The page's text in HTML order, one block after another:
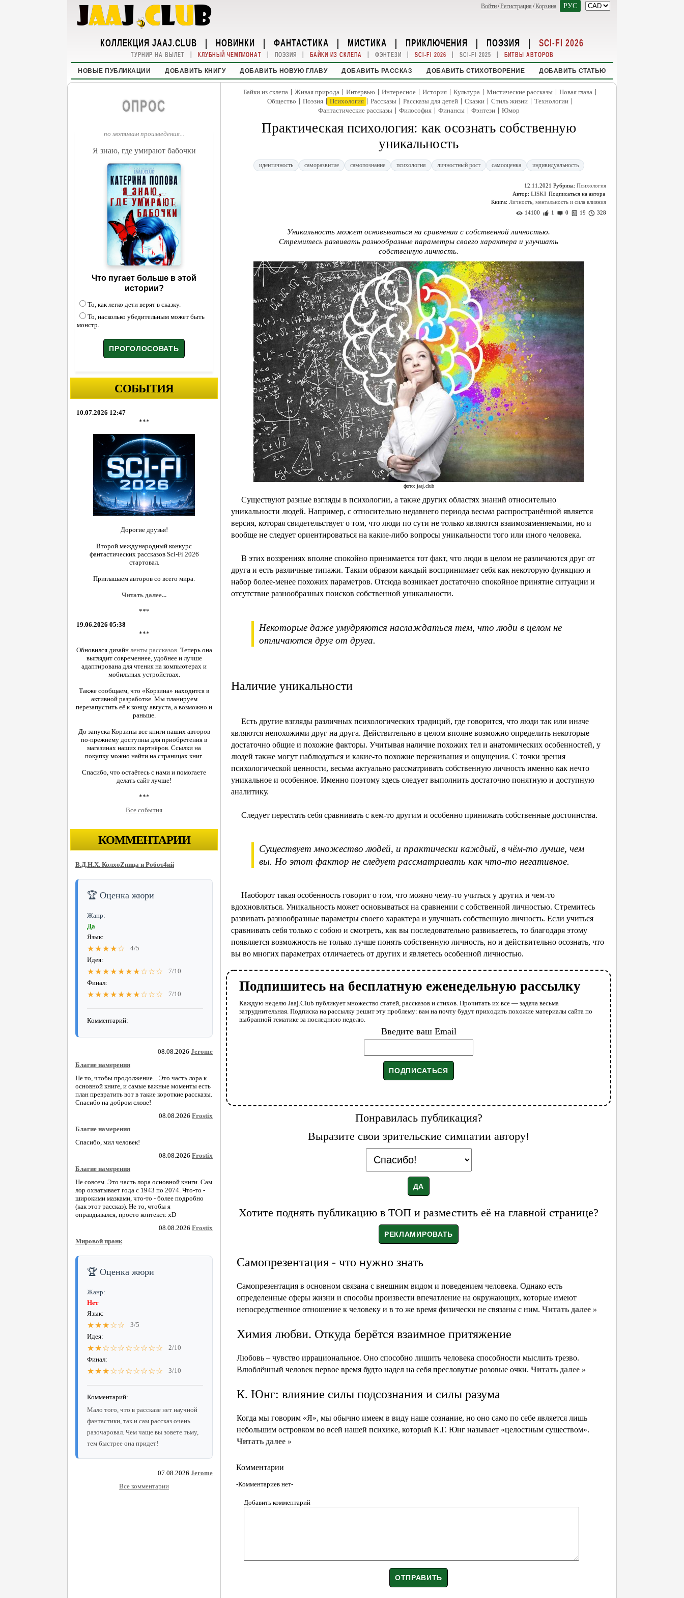
Войти/Регистрация /Корзина РУС
КОЛЛЕКЦИЯ JAAJ.CLUB | НОВИНКИ | ФАНТАСТИКА | МИСТИКА | ПРИКЛЮЧЕНИЯ | ПОЭЗИЯ | SCI-FI 2026
ТУРНИР НА ВЫЛЕТ | КЛУБНЫЙ ЧЕМПИОНАТ | ПОЭЗИЯ | БАЙКИ ИЗ СКЛЕПА | ФЭНТЕЗИ | SCI-FI 2026 | SCI-FI 2025 | БИТВЫ АВТОРОВ
НОВЫЕ ПУБЛИКАЦИИ ДОБАВИТЬ КНИГУ ДОБАВИТЬ НОВУЮ ГЛАВУ ДОБАВИТЬ РАССКАЗ ДОБАВИТЬ СТИХОТВОРЕНИЕ ДОБАВИТЬ СТАТЬЮ
ОПРОС
по мотивам произведения...
Я знаю, где умирают бабочки
Что пугает больше в этой
истории?
То, как легко дети верят в сказку.
То, насколько убедительным может быть
монстр.
СОБЫТИЯ
10.07.2026 12:47
***
Дорогие друзья!
Второй международный конкурс
фантастических рассказов Sci-Fi 2026
стартовал.
Приглашаем авторов со всего мира.
Читать далее...
***
19.06.2026 05:38
***
Обновился дизайн ленты рассказов. Теперь она
выглядит современнее, удобнее и лучше
адаптирована для чтения на компьютерах и
мобильных устройствах.
Также сообщаем, что «Корзина» находится в
активной разработке. Мы планируем
перезапустить её к концу августа, а возможно и
раньше.
До запуска Корзины все книги наших авторов
по-прежнему доступны для приобретения в
магазинах наших партнёров. Ссылки на
покупку можно найти на страницах книг.
Спасибо, что остаётесь с нами и помогаете
делать сайт лучше!
***
Все события
КОММЕНТАРИИ
В.Д.Н.Х. КолхоZница и Робот4ий
🏆 Оценка жюри
Жанр:
Да
Язык:
★★★★☆
4/5
Идея:
★★★★★★★☆☆☆
7/10
Финал:
★★★★★★★☆☆☆ 7/10
Комментарий:
08.08.2026 Jerome
Благие намерения
Не то, чтобы продолжение... Это часть лора к
основной книге, и самые важные моменты есть
план превратить вот в такие короткие рассказы.
Спасибо на добром слове!
08.08.2026 Frostix
Благие намерения
Спасибо, мил человек!
08.08.2026 Frostix
Благие намерения
Не совсем. Это часть лора основной книги. Сам
лор охватывает года с 1943 по 2074. Что-то -
широкими мазками, что-то - более подробно
(как этот рассказ). Не то, чтобы я
оправдывался, просто контекст. xD
08.08.2026 Frostix
Мировой пранк
🏆 Оценка жюри
Жанр:
Нет
Язык:
★★★☆☆
3/5
Идея:
★★☆☆☆☆☆☆☆☆
2/10
Финал:
★★★☆☆☆☆☆☆☆ 3/10
Комментарий:
Мало того, что в рассказе нет научной
фантастики, так и сам рассказ очень
разочаровал. Чем чаще вы зовете тьму,
тем быстрее она придет!
07.08.2026 Jerome
Все комментарии
Байки из склепа | Живая природа | Интервью | Интересное | История | Культура | Мистические рассказы | Новая глава |
Общество | Поэзия | Психология | Рассказы | Рассказы для детей | Сказки | Стиль жизни | Технологии |
Фантастические рассказы | Философия | Финансы | Фэнтези | Юмор
Практическая психология: как осознать собственную
уникальность
идентичность саморазвитие самопознание психология личностный рост самооценка индивидуальность
12.11.2021 Рубрика: Психология
Автор: LISKI
Книга: Личность, ментальность и сила влияния
14100
1 0 19 328
Уникальность может основываться на сравнении с собственной личностью.
Стремитесь развивать разнообразные параметры своего характера и улучшать
собственную личность.
фото: jaaj.club
Существуют разные взгляды в психологии, а также других областях знаний относительно
уникальности людей. Например, с относительно недавнего периода весьма распространённой является
версия, которая свидетельствует о том, что люди по сути не только являются взаимозаменяемыми, но и
вообще не следует ориентироваться на какие-либо вопросы уникальности того или иного человека.
В этих воззрениях вполне спокойно принимается тот факт, что люди в целом не различаются друг от
друга и есть различные типажи. Таким образом каждый воспринимает себя как некоторую функцию и
набор более-менее похожих параметров. Отсюда возникает достаточно спокойное принятие ситуации и
отсутствие разнообразных поисков собственной уникальности.
Некоторые даже умудряются наслаждаться тем, что люди в целом не
отличаются друг от друга.
Наличие уникальности
Есть другие взгляды различных психологических традиций, где говорится, что люди так или иначе
являются непохожими друг на друга. Действительно в целом вполне возможно определить некоторые
достаточно общие и похожие факторы. Учитывая наличие похожих тел и анатомических особенностей, у
людей также могут наблюдаться и какие-то похожие переживания и ощущения. С точки зрения
психологической ценности, весьма актуально рассматривать собственную личность именно как нечто
уникальное и особенное. Именно поэтому здесь следует выполнить достаточно понятную и доступную
аналитику.
Следует перестать себя сравнивать с кем-то другим и особенно принижать собственные достоинства.
Существует множество людей, и практически каждый, в чём-то лучше, чем
вы. Но этот фактор не следует рассматривать как что-то негативное.
Наоборот такая особенность говорит о том, что можно чему-то учиться у других и чем-то
вдохновляться. Уникальность может основываться на сравнении с собственной личностью. Стремитесь
развивать разнообразные параметры своего характера и улучшать собственную личность. Если учиться
сравнивать себя только с собою и смотреть, как вы последовательно развиваетесь, то благодаря этому
появляется возможность не только лучше понять собственную личность, но и действительно осознать, что
вы во многих параметрах отличаетесь от других и являетесь особенной личностью.
Подпишитесь на бесплатную еженедельную рассылку
Каждую неделю Jaaj.Club публикует множество статей, рассказов и стихов. Прочитать их все — задача весьма
затруднительная. Подписка на рассылку решит эту проблему: вам на почту будут приходить похожие материалы сайта по
выбранной тематике за последнюю неделю.
Введите ваш Email
Понравилась публикация?
Выразите свои зрительские симпатии автору!
Хотите поднять публикацию в ТОП и разместить её на главной странице?
Самопрезентация - что нужно знать
Самопрезентация в основном связана с внешним видом и поведением человека. Однако есть
определенные сферы жизни и способы произвести впечатление на окружающих, которые имеют
непосредственное отношение к человеку и в то же время физически не связаны с ним. Читать далее »
Химия любви. Откуда берётся взаимное притяжение
Любовь – чувство иррациональное. Оно способно лишить человека способности мыслить трезво.
Влюблённый человек первое время будто надел на себя пресловутые розовые очки. Читать далее »
К. Юнг: влияние силы подсознания и силы разума
Когда мы говорим «Я», мы обычно имеем в виду наше сознание, но оно само по себе является лишь
небольшим островком во всей нашей психике, который К.Г. Юнг называет «целостным существом».
Читать далее »
Комментарии
-Комментариев нет-
Добавить комментарий